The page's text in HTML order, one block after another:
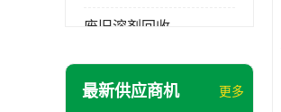
废旧溶剂回收
东莞回收废溶剂
最新供应商机 更多